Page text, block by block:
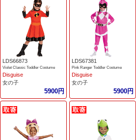
LDS66873
Violet Classic Toddler Costume
Disguise
女の子
5900円
LDS67381
Pink Ranger Toddler Costume
Disguise
女の子
5900円